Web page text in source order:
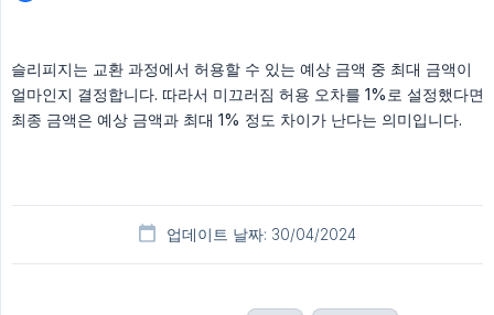
슬리피지는 교환 과정에서 허용할 수 있는 예상 금액 중 최대 금액이
얼마인지 결정합니다. 따라서 미끄러짐 허용 오차를 1%로 설정했다면
최종 금액은 예상 금액과 최대 1% 정도 차이가 난다는 의미입니다.
업데이트 날짜: 30/04/2024